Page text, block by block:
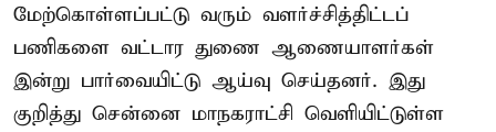
மேற்கொள்ளப்பட்டு வரும் வளர்ச்சித்திட்டப்
பணிகளை வட்டார துணை ஆணையாளர்கள்
இன்று பார்வையிட்டு ஆய்வு செய்தனர். இது
குறித்து சென்னை மாநகராட்சி வெளியிட்டுள்ள